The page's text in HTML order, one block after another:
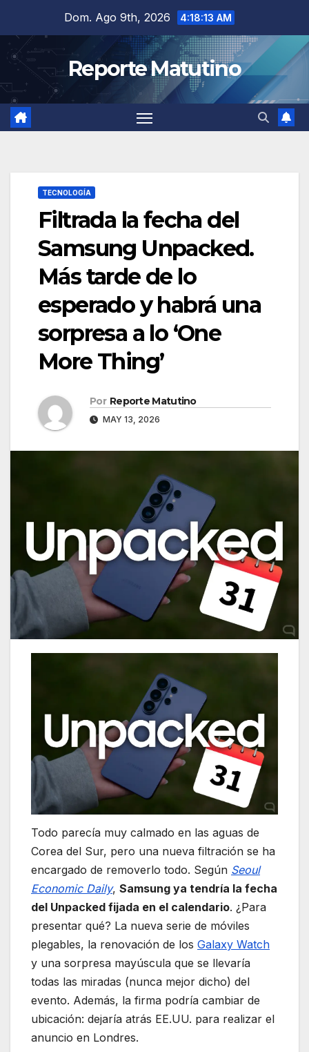
contenido
Dom. Ago 9th, 2026 4:18:14 AM
Reporte Matutino
TECNOLOGÍA
Filtrada la fecha del
Samsung Unpacked.
Más tarde de lo
esperado y habrá una
sorpresa a lo ‘One
More Thing’
Por Reporte Matutino
MAY 13, 2026
Todo parecía muy calmado en las aguas de
Corea del Sur, pero una nueva filtración se ha
encargado de removerlo todo. Según Seoul
Economic Daily, Samsung ya tendría la fecha
del Unpacked fijada en el calendario. ¿Para
presentar qué? La nueva serie de móviles
plegables, la renovación de los Galaxy Watch
y una sorpresa mayúscula que se llevaría
todas las miradas (nunca mejor dicho) del
evento. Además, la firma podría cambiar de
ubicación: dejaría atrás EE.UU. para realizar el
anuncio en Londres.